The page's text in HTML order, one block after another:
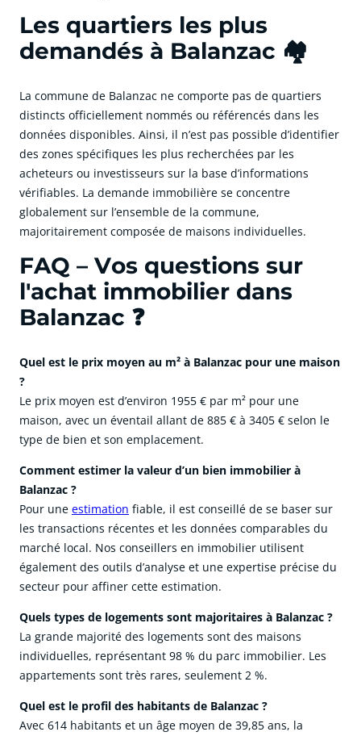
Les quartiers les plus
demandés à Balanzac 🏘️
La commune de Balanzac ne comporte pas de quartiers
distincts officiellement nommés ou référencés dans les
données disponibles. Ainsi, il n’est pas possible d’identifier
des zones spécifiques les plus recherchées par les
acheteurs ou investisseurs sur la base d’informations
vérifiables. La demande immobilière se concentre
globalement sur l’ensemble de la commune,
majoritairement composée de maisons individuelles.
FAQ – Vos questions sur
l'achat immobilier dans
Balanzac ❓
Quel est le prix moyen au m² à Balanzac pour une maison
?
Le prix moyen est d’environ 1955 € par m² pour une
maison, avec un éventail allant de 885 € à 3405 € selon le
type de bien et son emplacement.
Comment estimer la valeur d’un bien immobilier à
Balanzac ?
Pour une estimation fiable, il est conseillé de se baser sur
les transactions récentes et les données comparables du
marché local. Nos conseillers en immobilier utilisent
également des outils d’analyse et une expertise précise du
secteur pour affiner cette estimation.
Quels types de logements sont majoritaires à Balanzac ?
La grande majorité des logements sont des maisons
individuelles, représentant 98 % du parc immobilier. Les
appartements sont très rares, seulement 2 %.
Quel est le profil des habitants de Balanzac ?
Avec 614 habitants et un âge moyen de 39,85 ans, la